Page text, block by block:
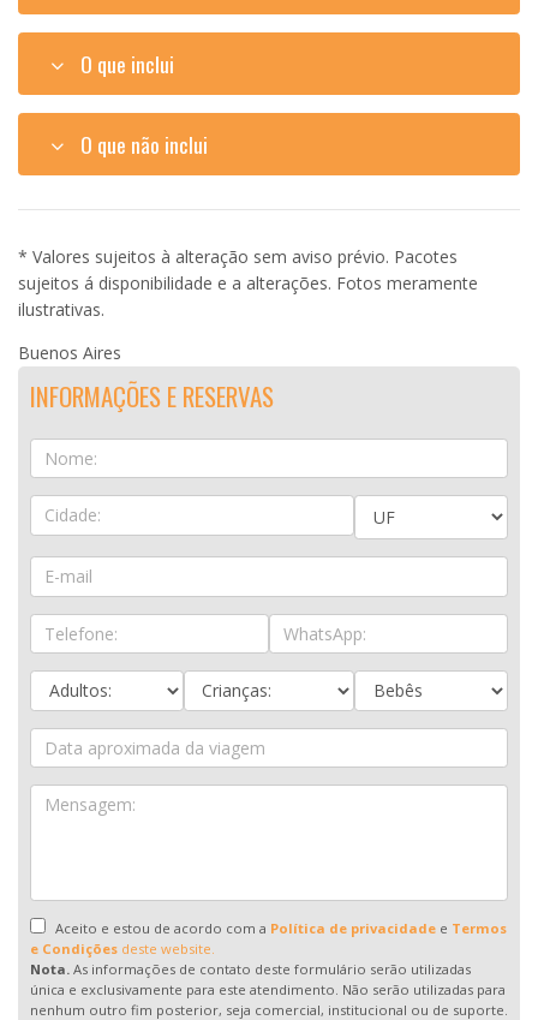
O que inclui
O que não inclui
* Valores sujeitos à alteração sem aviso prévio. Pacotes
sujeitos á disponibilidade e a alterações. Fotos meramente
ilustrativas.
Buenos Aires
INFORMAÇÕES E RESERVAS
Aceito e estou de acordo com a Política de privacidadee Termos
e Condições deste website.
Nota. As informações de contato deste formulário serão utilizadas
única e exclusivamente para este atendimento. Não serão utilizadas para
nenhum outro fim posterior, seja comercial, institucional ou de suporte.